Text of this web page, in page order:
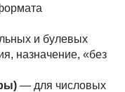
и булевых
назначение, «без
— для числовых